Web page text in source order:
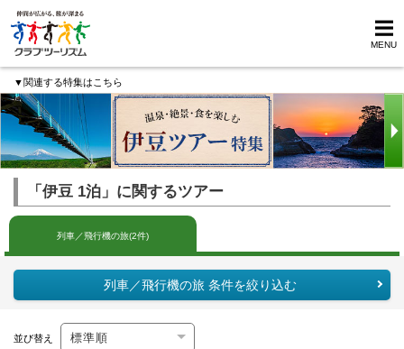
MENU
▼関連する特集はこちら
「伊豆 1泊」に関するツアー
列車／飛行機の旅(2件)
列車／飛行機の旅 条件を絞り込む
並び替え